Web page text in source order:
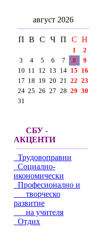
август 2026
П В С Ч П С Н
1
2
3
4 5 6 7 8
9
10 11 12 13 14 15 16
17 18 19 20 21 22 23
24 25 26 27 28 29 30
31
СБУ -
АКЦЕНТИ
Трудовоправни
Социално-
икономически
Професионално и
творческо
развитие
на учителя
Отдих